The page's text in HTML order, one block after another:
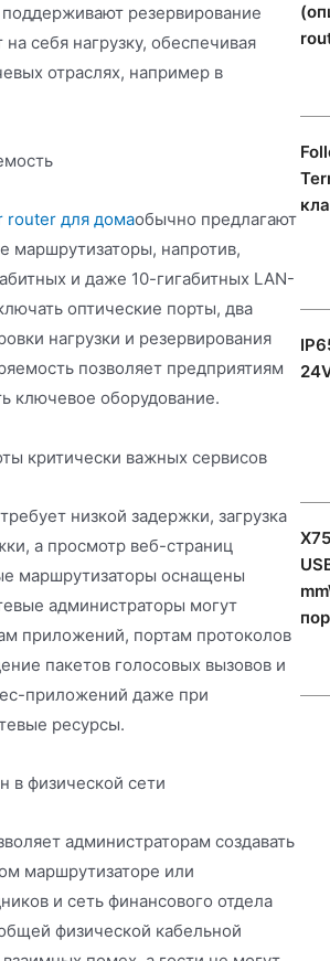
резервирование
себя нагрузку, обеспечивая
отраслях, например в
router для домаобычно предлагают
маршрутизаторы, напротив,
и даже 10-гигабитных LAN-
оптические порты, два
нагрузки и резервирования
позволяет предприятиям
ключевое оборудование.
критически важных сервисов
низкой задержки, загрузка
а просмотр веб-страниц
маршрутизаторы оснащены
администраторы могут
приложений, портам протоколов
пакетов голосовых вызовов и
приложений даже при
ресурсы.
в физической сети
администраторам создавать
маршрутизаторе или
и сеть финансового отдела
физической кабельной